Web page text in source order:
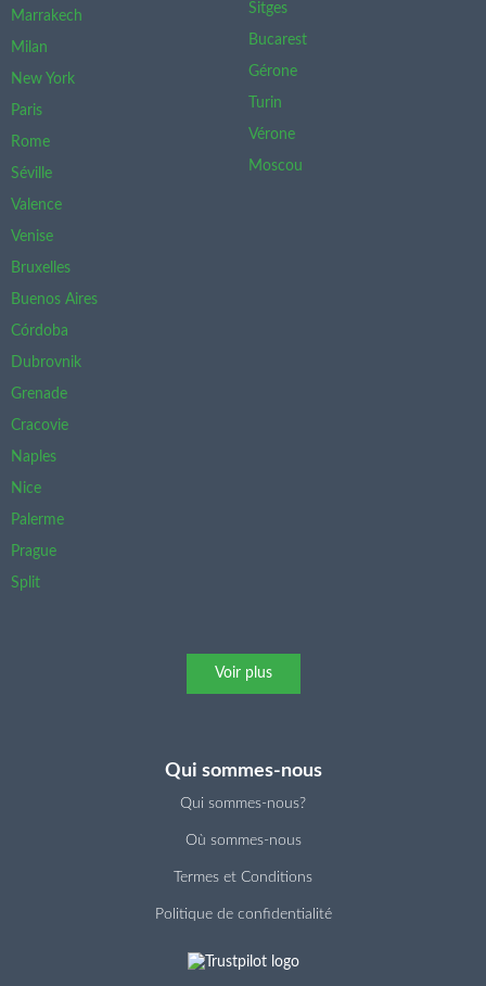
Marrakech
Milan
New York
Paris
Rome
Séville
Valence
Venise
Bruxelles
Buenos Aires
Córdoba
Dubrovnik
Grenade
Cracovie
Naples
Nice
Palerme
Prague
Split
Sitges
Bucarest
Gérone
Turin
Vérone
Moscou
Voir plus
Qui sommes-nous
Qui sommes-nous?
Où sommes-nous
Termes et Conditions
Politique de confidentialité